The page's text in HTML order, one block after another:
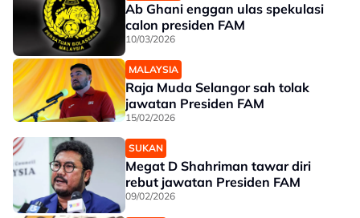
Ab Ghani enggan ulas spekulasi
calon presiden FAM
10/03/2026
MALAYSIA
Raja Muda Selangor sah tolak
jawatan Presiden FAM
15/02/2026
SUKAN
Megat D Shahriman tawar diri
rebut jawatan Presiden FAM
09/02/2026